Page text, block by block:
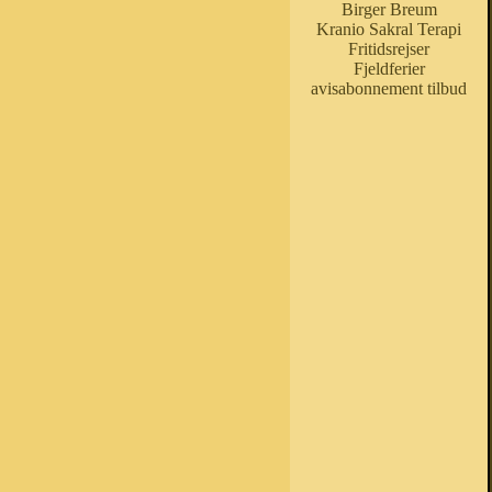
Birger Breum
Kranio Sakral Terapi
Fritidsrejser
Fjeldferier
avisabonnement tilbud